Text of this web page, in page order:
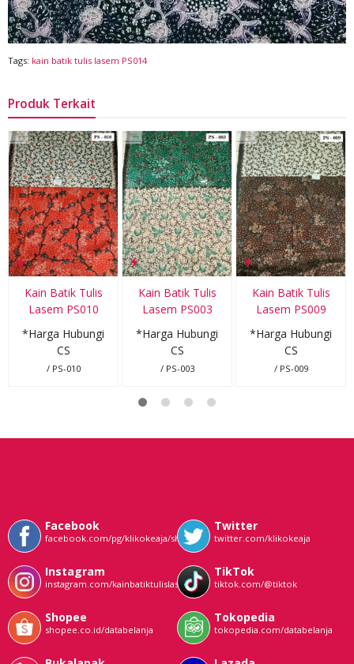
Tags: kain batik tulis lasem PS014
Produk Terkait
Kain Batik Tulis
Lasem PS010
*Harga Hubungi
CS
/ PS-010
Kain Batik Tulis
Lasem PS003
*Harga Hubungi
CS
/ PS-003
Kain Batik Tulis
Lasem PS009
*Harga Hubungi
CS
/ PS-009
Facebook
facebook.com/pg/klikokeaja/shop/
Twitter
twitter.com/klikokeaja
Instagram
instagram.com/kainbatiktulislasem
TikTok
tiktok.com/@tiktok
Shopee
shopee.co.id/databelanja
Tokopedia
tokopedia.com/databelanja